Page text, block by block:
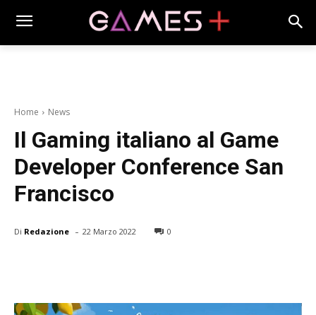
Home News
Il Gaming italiano al Game
Developer Conference San
Francisco
Di Redazione - 22 Marzo 2022 0